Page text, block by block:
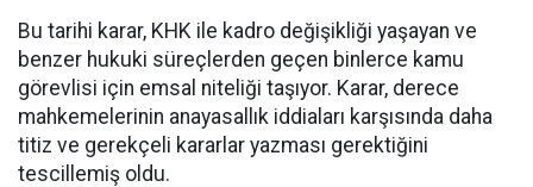
Bu tarihi karar, KHK ile kadro değişikliği yaşayan ve
benzer hukuki süreçlerden geçen binlerce kamu
görevlisi için emsal niteliği taşıyor. Karar, derece
mahkemelerinin anayasallık iddiaları karşısında daha
titiz ve gerekçeli kararlar yazması gerektiğini
tescillemiş oldu.